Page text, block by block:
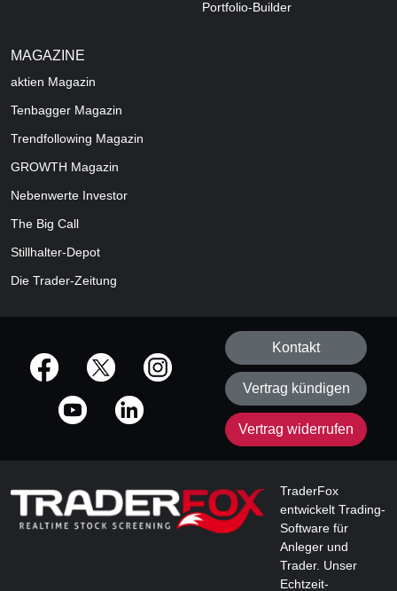
Portfolio-Builder
MAGAZINE
aktien Magazin
Tenbagger Magazin
Trendfollowing Magazin
GROWTH Magazin
Nebenwerte Investor
The Big Call
Stillhalter-Depot
Die Trader-Zeitung
offizielle Social Media-Accounts
Kontakt
Vertrag kündigen
Vertrag widerrufen
TraderFox
entwickelt Trading-
Software für
Anleger und
Trader. Unser
Echtzeit-